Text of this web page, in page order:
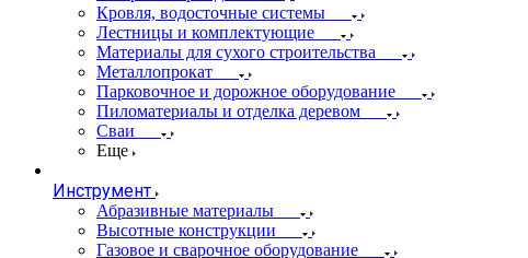
Кровля, водосточные системы
Лестницы и комплектующие
Материалы для сухого строительства
Металлопрокат
Парковочное и дорожное оборудование
Пиломатериалы и отделка деревом
Сваи
Еще
Инструмент
Абразивные материалы
Высотные конструкции
Газовое и сварочное оборудование